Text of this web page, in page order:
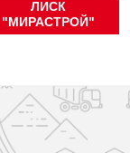
ЛИСК
"МИРАСТРОЙ"